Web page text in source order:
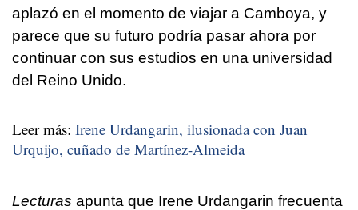
aplazó en el momento de viajar a Camboya, y
parece que su futuro podría pasar ahora por
continuar con sus estudios en una universidad
del Reino Unido.
Leer más: Irene Urdangarin, ilusionada con Juan
Urquijo, cuñado de Martínez-Almeida
Lecturas apunta que Irene Urdangarin frecuenta